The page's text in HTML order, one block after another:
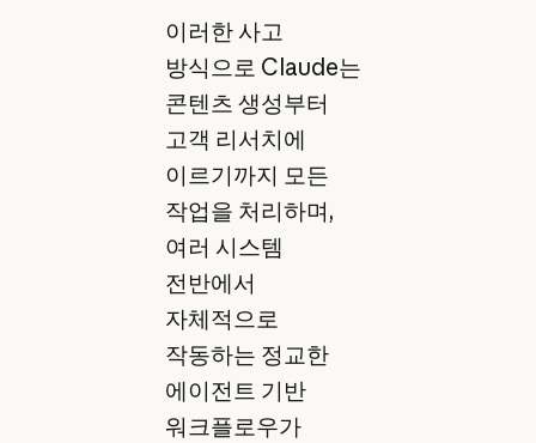
이러한 사고
방식으로 Claude는
콘텐츠 생성부터
고객 리서치에
이르기까지 모든
작업을 처리하며,
여러 시스템
전반에서
자체적으로
작동하는 정교한
에이전트 기반
워크플로우가